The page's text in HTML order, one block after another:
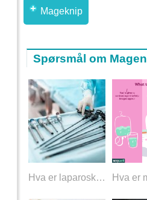
Mageknip
Spørsmål om Magen
Hva er laparoskopisk høyre kolektomi?